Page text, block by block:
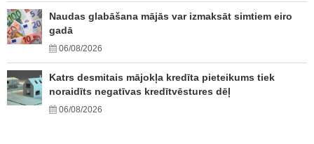
Naudas glabāšana mājās var izmaksāt simtiem eiro
gadā
06/08/2026
Katrs desmitais mājokļa kredīta pieteikums tiek
noraidīts negatīvas kredītvēstures dēļ
06/08/2026